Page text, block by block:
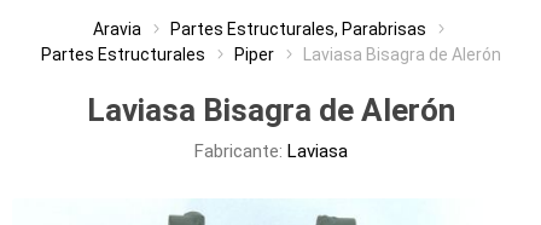
Aravia
Partes Estructurales, Parabrisas
Partes Estructurales
Piper Laviasa Bisagra de Alerón
Laviasa Bisagra de Alerón
Fabricante: Laviasa